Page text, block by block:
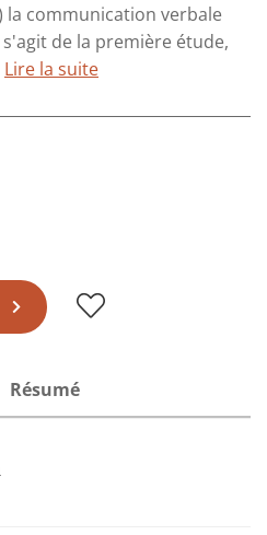
la communication verbale
de la première étude,
Lire la suite
Résumé